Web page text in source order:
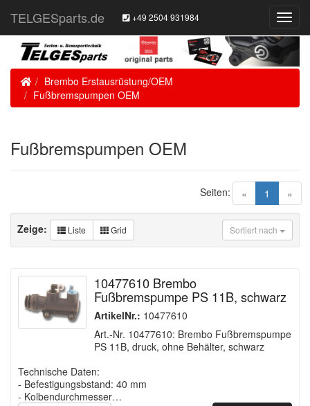
TELGESparts.de +49 2504 931984
HomeBrembo Erstausrüstung/OEM
Fußbremspumpen OEM
Fußbremspumpen OEM
« 1 (current)
»
Seiten:
Sortiert nach
Zeige: Liste Grid
10477610 Brembo
Fußbremspumpe PS 11B, schwarz
ArtikelNr.: 10477610
Art.-Nr. 10477610: Brembo Fußbremspumpe
PS 11B, druck, ohne Behälter, schwarz
Technische Daten:
- Befestigungsbstand: 40 mm
- Kolbendurchmesser…